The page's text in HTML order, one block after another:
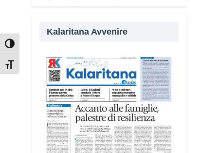
Attiva/disattiva alto contrasto
Attiva/disattiva dimensione testo
Kalaritana Avvenire